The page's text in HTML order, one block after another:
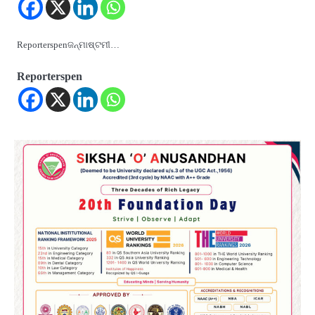
Reporterspenଜନ୍ମାଷ୍ଟମୀ…
Reporterspen
୨୦୨୭ ବିଶ୍ୱକପ ପାଇଁ ରବି ଶାସ୍ତ୍ରୀଙ୍କ ଟିମ୍,
ଆକାଶ ଚୋପ୍ରା ଦେଲେ ୧୦ରୁ ୮ ମାର୍କ
Reporters Pen
ଆଜି ସୁଦ୍ଧା ଆସିବ ବନ୍ୟା କ୍ଷୟକ୍ଷତି ରିପୋର୍ଟ
; ୨୨ଟି ଜିଲ୍ଲାକୁ ୧୧୦କୋଟି ଟଙ୍କା ମଞ୍ଜୁର